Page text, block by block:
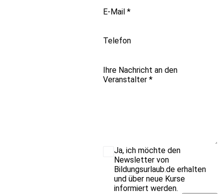
E-Mail *
Telefon
Ihre Nachricht an den
Veranstalter *
Ja, ich möchte den
Newsletter von
Bildungsurlaub.de erhalten
und über neue Kurse
informiert werden.